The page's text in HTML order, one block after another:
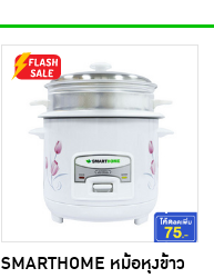
SMARTHOME หม้อหุงข้าว